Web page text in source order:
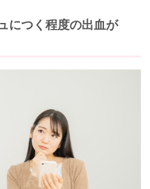
につく程度の出血が